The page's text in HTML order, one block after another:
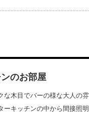
のお部屋
木目でバーの様な大人の
キッチンの中から間接照